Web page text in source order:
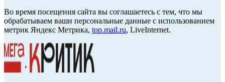
Во время посещения сайта вы соглашаетесь с тем, что мы
обрабатываем ваши персональные данные с использованием
метрик Яндекс Метрика, top.mail.ru, LiveInternet.